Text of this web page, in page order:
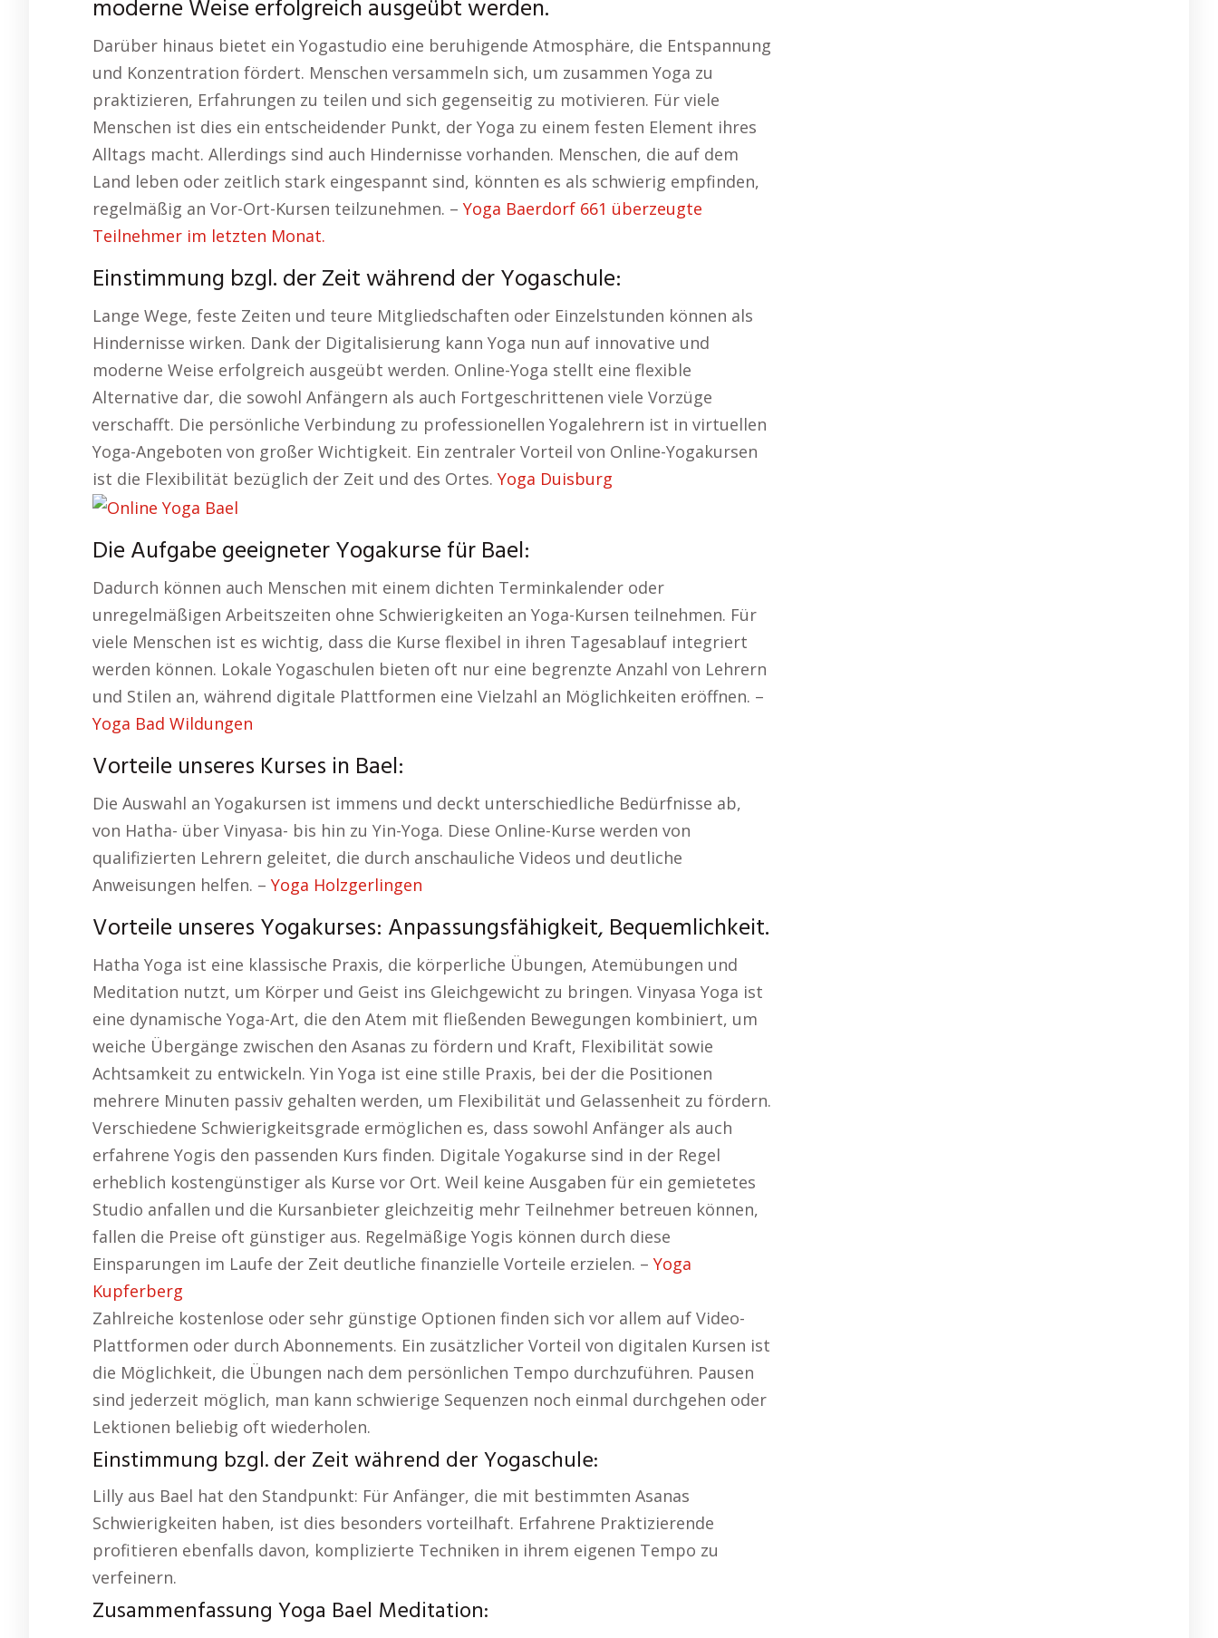
moderne Weise erfolgreich ausgeübt werden.
Darüber hinaus bietet ein Yogastudio eine beruhigende Atmosphäre, die Entspannung
und Konzentration fördert. Menschen versammeln sich, um zusammen Yoga zu
praktizieren, Erfahrungen zu teilen und sich gegenseitig zu motivieren. Für viele
Menschen ist dies ein entscheidender Punkt, der Yoga zu einem festen Element ihres
Alltags macht. Allerdings sind auch Hindernisse vorhanden. Menschen, die auf dem
Land leben oder zeitlich stark eingespannt sind, könnten es als schwierig empfinden,
regelmäßig an Vor-Ort-Kursen teilzunehmen. – Yoga Baerdorf 661 überzeugte
Teilnehmer im letzten Monat.
Einstimmung bzgl. der Zeit während der Yogaschule:
Lange Wege, feste Zeiten und teure Mitgliedschaften oder Einzelstunden können als
Hindernisse wirken. Dank der Digitalisierung kann Yoga nun auf innovative und
moderne Weise erfolgreich ausgeübt werden. Online-Yoga stellt eine flexible
Alternative dar, die sowohl Anfängern als auch Fortgeschrittenen viele Vorzüge
verschafft. Die persönliche Verbindung zu professionellen Yogalehrern ist in virtuellen
Yoga-Angeboten von großer Wichtigkeit. Ein zentraler Vorteil von Online-Yogakursen
ist die Flexibilität bezüglich der Zeit und des Ortes. Yoga Duisburg
Die Aufgabe geeigneter Yogakurse für Bael:
Dadurch können auch Menschen mit einem dichten Terminkalender oder
unregelmäßigen Arbeitszeiten ohne Schwierigkeiten an Yoga-Kursen teilnehmen. Für
viele Menschen ist es wichtig, dass die Kurse flexibel in ihren Tagesablauf integriert
werden können. Lokale Yogaschulen bieten oft nur eine begrenzte Anzahl von Lehrern
und Stilen an, während digitale Plattformen eine Vielzahl an Möglichkeiten eröffnen. –
Yoga Bad Wildungen
Vorteile unseres Kurses in Bael:
Die Auswahl an Yogakursen ist immens und deckt unterschiedliche Bedürfnisse ab,
von Hatha- über Vinyasa- bis hin zu Yin-Yoga. Diese Online-Kurse werden von
qualifizierten Lehrern geleitet, die durch anschauliche Videos und deutliche
Anweisungen helfen. – Yoga Holzgerlingen
Vorteile unseres Yogakurses: Anpassungsfähigkeit, Bequemlichkeit.
Hatha Yoga ist eine klassische Praxis, die körperliche Übungen, Atemübungen und
Meditation nutzt, um Körper und Geist ins Gleichgewicht zu bringen. Vinyasa Yoga ist
eine dynamische Yoga-Art, die den Atem mit fließenden Bewegungen kombiniert, um
weiche Übergänge zwischen den Asanas zu fördern und Kraft, Flexibilität sowie
Achtsamkeit zu entwickeln. Yin Yoga ist eine stille Praxis, bei der die Positionen
mehrere Minuten passiv gehalten werden, um Flexibilität und Gelassenheit zu fördern.
Verschiedene Schwierigkeitsgrade ermöglichen es, dass sowohl Anfänger als auch
erfahrene Yogis den passenden Kurs finden. Digitale Yogakurse sind in der Regel
erheblich kostengünstiger als Kurse vor Ort. Weil keine Ausgaben für ein gemietetes
Studio anfallen und die Kursanbieter gleichzeitig mehr Teilnehmer betreuen können,
fallen die Preise oft günstiger aus. Regelmäßige Yogis können durch diese
Einsparungen im Laufe der Zeit deutliche finanzielle Vorteile erzielen. – Yoga
Kupferberg
Zahlreiche kostenlose oder sehr günstige Optionen finden sich vor allem auf Video-
Plattformen oder durch Abonnements. Ein zusätzlicher Vorteil von digitalen Kursen ist
die Möglichkeit, die Übungen nach dem persönlichen Tempo durchzuführen. Pausen
sind jederzeit möglich, man kann schwierige Sequenzen noch einmal durchgehen oder
Lektionen beliebig oft wiederholen.
Einstimmung bzgl. der Zeit während der Yogaschule:
Lilly aus Bael hat den Standpunkt: Für Anfänger, die mit bestimmten Asanas
Schwierigkeiten haben, ist dies besonders vorteilhaft. Erfahrene Praktizierende
profitieren ebenfalls davon, komplizierte Techniken in ihrem eigenen Tempo zu
verfeinern.
Zusammenfassung Yoga Bael Meditation: